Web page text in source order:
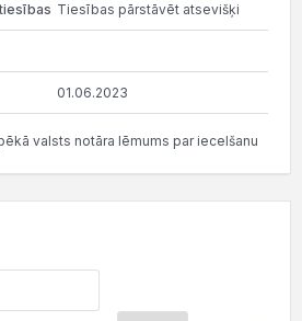
Tiesības pārstāvēt atsevišķi
01.06.2023
valsts notāra lēmums par iecelšanu